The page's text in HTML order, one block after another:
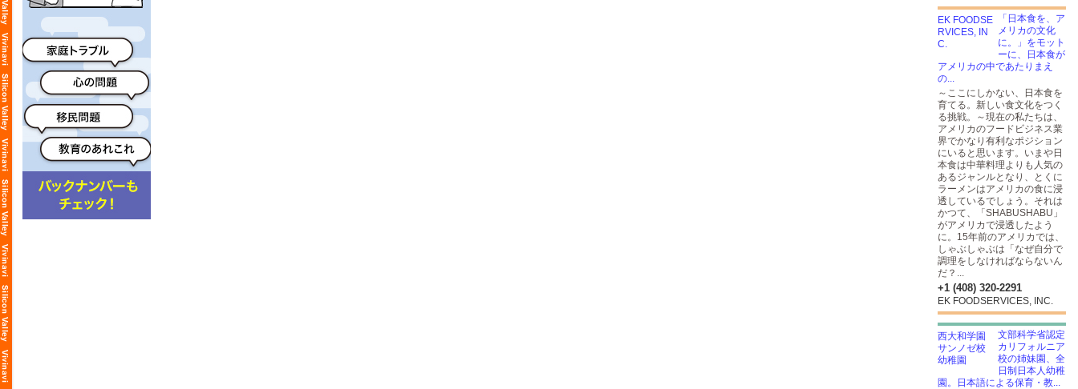
「日本食を、ア
メリカの文化
に。」をモット
ーに、日本食が
アメリカの中であたりまえ
の...
～ここにしかない、日本食を
育てる。新しい食文化をつく
る挑戦。～現在の私たちは、
アメリカのフードビジネス業
界でかなり有利なポジション
にいると思います。いまや日
本食は中華料理よりも人気の
あるジャンルとなり、とくに
ラーメンはアメリカの食に浸
透しているでしょう。それは
かつて、「SHABUSHABU」
がアメリカで浸透したよう
に。15年前のアメリカでは、
しゃぶしゃぶは「なぜ自分で
調理をしなければならないん
だ？...
+1 (408) 320-2291
EK FOODSERVICES, INC.
文部科学省認定
カリフォルニア
校の姉妹園、全
日制日本人幼稚
園。日本語による保育・教...